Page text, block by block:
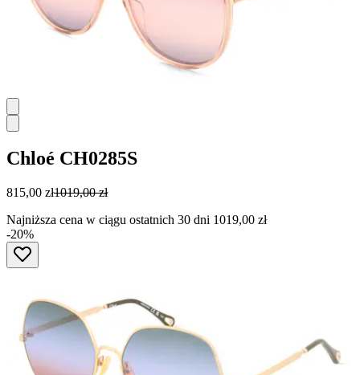
Chloé CH0285S
815,00 zł1019,00 zł
Najniższa cena w ciągu ostatnich 30 dni 1019,00 zł
-20%